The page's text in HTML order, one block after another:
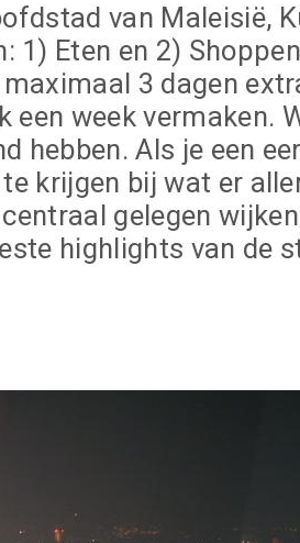
van Maleisië,
1) Eten en 2)
3 dagen
week vermaken.
hebben. Als je een
krijgen bij wat er
gelegen
highlights van de